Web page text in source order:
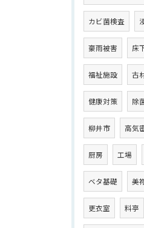
カビ菌検査
豪雨被害 床
福祉施設 古
健康対策 除
柳井市 高気
厨房 工場
ベタ基礎 美
更衣室 料亭